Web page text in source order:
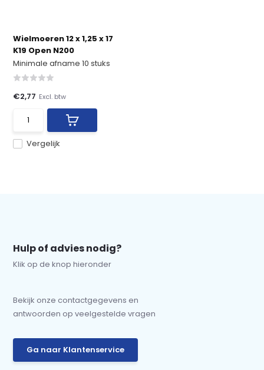
Wielmoeren 12 x 1,25 x 17
K19 Open N200
Minimale afname 10 stuks
Vergelijk
€2,77 Excl. btw
Hulp of advies nodig?
Klik op de knop hieronder
Bekijk onze contactgegevens en
antwoorden op veelgestelde vragen
Ga naar Klantenservice